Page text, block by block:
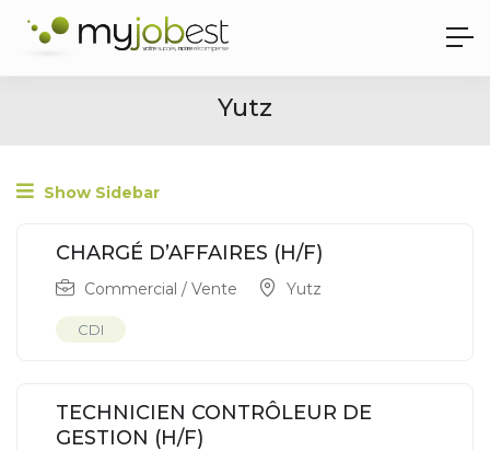
Yutz
Show Sidebar
CHARGÉ D’AFFAIRES (H/F)
Commercial / Vente Yutz
CDI
TECHNICIEN CONTRÔLEUR DE
GESTION (H/F)